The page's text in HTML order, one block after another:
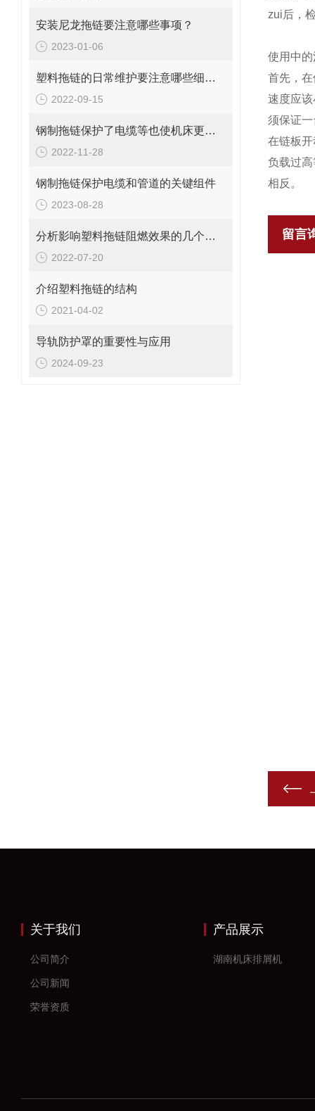
安装尼龙拖链要注意哪些事项？
2023-01-06
塑料拖链的日常维护要注意哪些细节？
2022-09-15
钢制拖链保护了电缆等也使机床更美观
2022-11-28
钢制拖链保护电缆和管道的关键组件
2023-08-28
分析影响塑料拖链阻燃效果的几个因素
2022-07-20
介绍塑料拖链的结构
2021-04-02
导轨防护罩的重要性与应用
2024-09-23
zui后，
使用中
首先，
速度应
须保证
在链板
负载过
相反。
留言
关于我们
公司简介
公司新闻
荣誉资质
产品展示
湖南机床排屑机